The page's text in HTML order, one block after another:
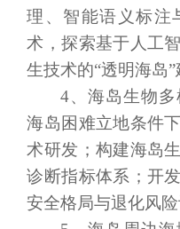
理、智能语义标注
术，探索基于人工
生技术的“透明海岛”
4、海岛生物多
海岛困难立地条件
术研发 ；构建海岛
诊断指标体系；开
安全格局与退化风险